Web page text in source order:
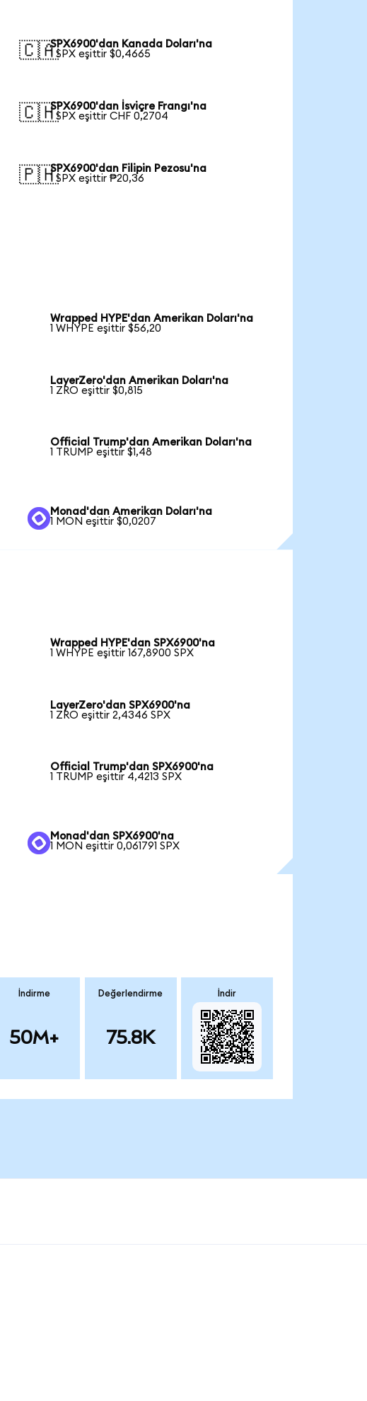
🇨🇦SPX6900'dan Kanada Doları'na
1 SPX eşittir $0,4665
🇨🇭SPX6900'dan İsviçre Frangı'na
1 SPX eşittir CHF 0,2704
🇵🇭SPX6900'dan Filipin Pezosu'na
1 SPX eşittir ₱20,36
Wrapped HYPE'dan Amerikan Doları'na
1 WHYPE eşittir $56,20
LayerZero'dan Amerikan Doları'na
1 ZRO eşittir $0,815
Official Trump'dan Amerikan Doları'na
1 TRUMP eşittir $1,48
Monad'dan Amerikan Doları'na
1 MON eşittir $0,0207
Wrapped HYPE'dan SPX6900'na
1 WHYPE eşittir 167,8900 SPX
LayerZero'dan SPX6900'na
1 ZRO eşittir 2,4346 SPX
Official Trump'dan SPX6900'na
1 TRUMP eşittir 4,4213 SPX
Monad'dan SPX6900'na
1 MON eşittir 0,061791 SPX
İndirme
50M+
Değerlendirme
75.8K
İndir